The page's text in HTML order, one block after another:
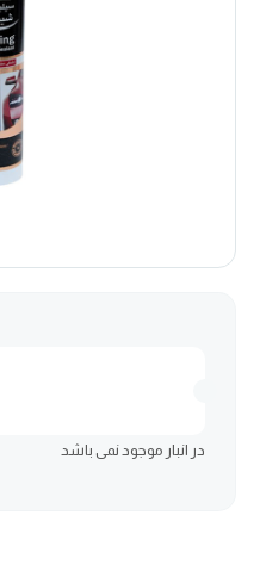
در انبار موجود نمی باشد